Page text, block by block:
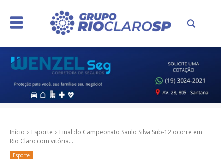
Início Esporte
Final do Campeonato Saulo Silva Sub-12 ocorre em
Rio Claro com vitória...
Esporte